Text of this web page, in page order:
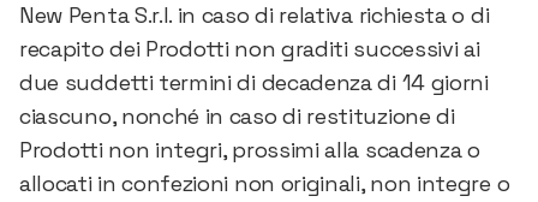
New Penta S.r.l. in caso di relativa richiesta o di
recapito dei Prodotti non graditi successivi ai
due suddetti termini di decadenza di 14 giorni
ciascuno, nonché in caso di restituzione di
Prodotti non integri, prossimi alla scadenza o
allocati in confezioni non originali, non integre o